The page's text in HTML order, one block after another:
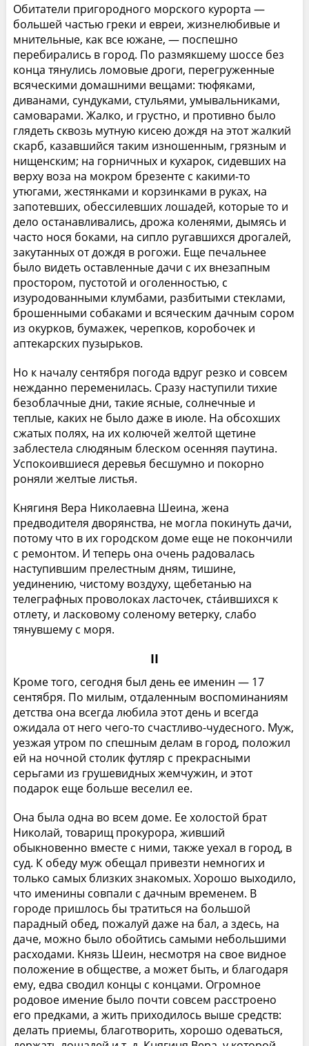
Обитатели пригородного морского курорта —
большей частью греки и евреи, жизнелюбивые и
мнительные, как все южане, — поспешно
перебирались в город. По размякшему шоссе без
конца тянулись ломовые дроги, перегруженные
всяческими домашними вещами: тюфяками,
диванами, сундуками, стульями, умывальниками,
самоварами. Жалко, и грустно, и противно было
глядеть сквозь мутную кисею дождя на этот жалкий
скарб, казавшийся таким изношенным, грязным и
нищенским; на горничных и кухарок, сидевших на
верху воза на мокром брезенте с какими-то
утюгами, жестянками и корзинками в руках, на
запотевших, обессилевших лошадей, которые то и
дело останавливались, дрожа коленями, дымясь и
часто нося боками, на сипло ругавшихся дрогалей,
закутанных от дождя в рогожи. Еще печальнее
было видеть оставленные дачи с их внезапным
простором, пустотой и оголенностью, с
изуродованными клумбами, разбитыми стеклами,
брошенными собаками и всяческим дачным сором
из окурков, бумажек, черепков, коробочек и
аптекарских пузырьков.
Но к началу сентября погода вдруг резко и совсем
нежданно переменилась. Сразу наступили тихие
безоблачные дни, такие ясные, солнечные и
теплые, каких не было даже в июле. На обсохших
сжатых полях, на их колючей желтой щетине
заблестела слюдяным блеском осенняя паутина.
Успокоившиеся деревья бесшумно и покорно
роняли желтые листья.
Княгиня Вера Николаевна Шеина, жена
предводителя дворянства, не могла покинуть дачи,
потому что в их городском доме еще не покончили
с ремонтом. И теперь она очень радовалась
наступившим прелестным дням, тишине,
уединению, чистому воздуху, щебетанью на
телеграфных проволоках ласточек, ста́ившихся к
отлету, и ласковому соленому ветерку, слабо
тянувшему с моря.
II
Кроме того, сегодня был день ее именин — 17
сентября. По милым, отдаленным воспоминаниям
детства она всегда любила этот день и всегда
ожидала от него чего-то счастливо-чудесного. Муж,
уезжая утром по спешным делам в город, положил
ей на ночной столик футляр с прекрасными
серьгами из грушевидных жемчужин, и этот
подарок еще больше веселил ее.
Она была одна во всем доме. Ее холостой брат
Николай, товарищ прокурора, живший
обыкновенно вместе с ними, также уехал в город, в
суд. К обеду муж обещал привезти немногих и
только самых близких знакомых. Хорошо выходило,
что именины совпали с дачным временем. В
городе пришлось бы тратиться на большой
парадный обед, пожалуй даже на бал, а здесь, на
даче, можно было обойтись самыми небольшими
расходами. Князь Шеин, несмотря на свое видное
положение в обществе, а может быть, и благодаря
ему, едва сводил концы с концами. Огромное
родовое имение было почти совсем расстроено
его предками, а жить приходилось выше средств:
делать приемы, благотворить, хорошо одеваться,